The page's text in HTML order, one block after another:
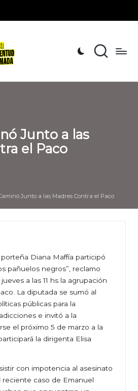
Junto a las
el Paco
Junto a las Madres Contra el Paco
porteña Diana Maffía participó
pañuelos negros”, reclamo
a las 11 hs la agrupación
La diputada se sumó al
públicas para la
e invitó a la
el próximo 5 de marzo a la
la dirigenta Elisa
con impotencia al asesinato
reciente caso de Emanuel